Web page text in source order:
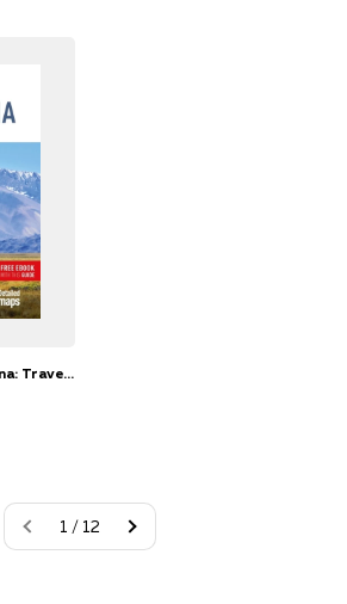
Insight Guides Argentina: Travel Guide With Ebook
1 / 12